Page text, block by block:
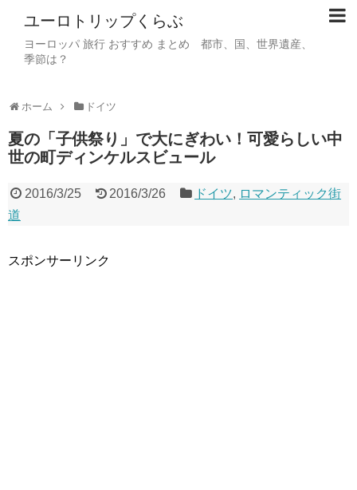
ユーロトリップくらぶ
ヨーロッパ 旅行 おすすめ まとめ 都市、国、世界遺産、
季節は？
ホーム ドイツ
夏の「子供祭り」で大にぎわい！可愛らしい中
世の町ディンケルスビュール
2016/3/25 2016/3/26 ドイツ, ロマンティック街
道
スポンサーリンク